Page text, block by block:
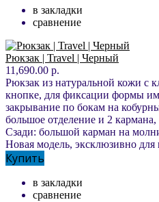
в закладки
сравнение
Рюкзак | Travel | Черный
11,690.00 р.
Рюкзак из натуральной кожи с
кнопке, для фиксации формы
закрывание по бокам на
большое отделение и 2
Сзади: большой карман на
Новая модель, эксклюзивно для
Купить
в закладки
сравнение